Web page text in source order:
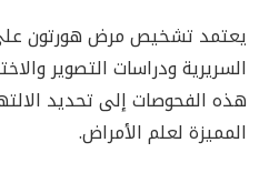
يعتمد تشخيص مرض هورتون
السريرية ودراسات التصوير
هذه الفحوصات إلى تحديد
المميزة لعلم الأمراض.